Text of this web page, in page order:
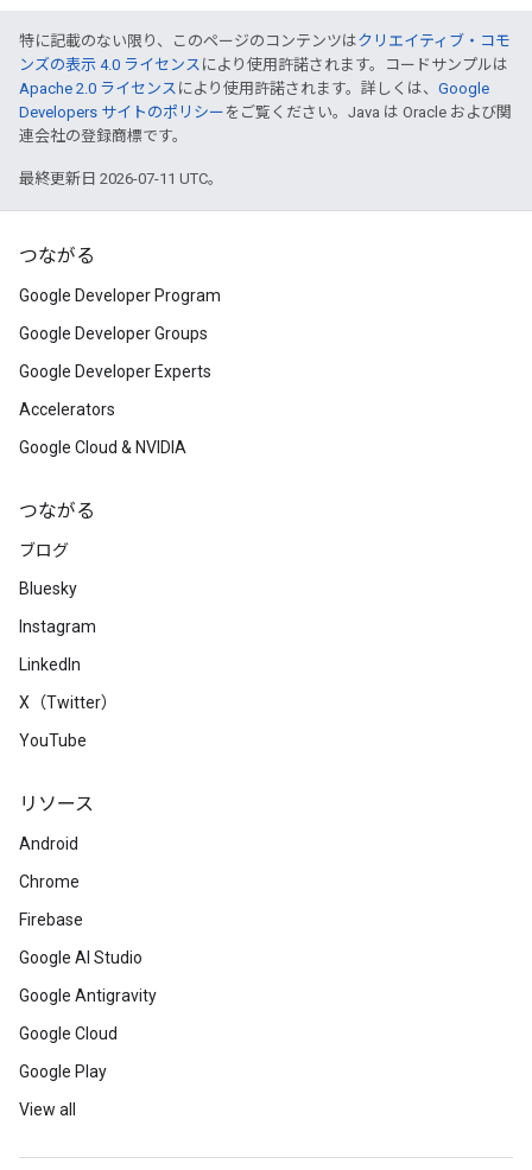
特に記載のない限り、このページのコンテンツはクリエイティブ・コモ
ンズの表示 4.0 ライセンス により使用許諾されます。コードサンプルは
Apache 2.0 ライセンス により使用許諾されます。詳しくは、 Google
Developers サイトのポリシー をご覧ください。Java は Oracle および関
連会社の登録商標です。
最終更新日 2026-07-11 UTC。
つながる
Google Developer Program
Google Developer Groups
Google Developer Experts
Accelerators
Google Cloud & NVIDIA
つながる
ブログ
Bluesky
Instagram
LinkedIn
X（Twitter）
YouTube
リソース
Android
Chrome
Firebase
Google AI Studio
Google Antigravity
Google Cloud
Google Play
View all